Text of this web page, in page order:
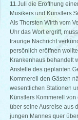
11.Juli die Eröffnung
Musikers und Künstlers
Als Thorsten Wirth vom
Uhr das Wort ergriff,
traurige Nachricht
persönlich eröffnen
Krankenhaus behandelt
Anstelle des geplanten
Kommerell den Gästen
wesentlichen Stationen
Künstlers Kommerell
über seine Ausreise aus
jungen Mannes quer